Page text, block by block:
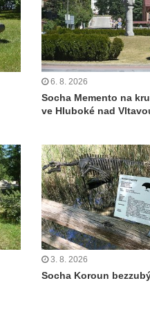
6. 8. 2026
Socha Memento na
ve Hluboké nad
3. 8. 2026
Socha Koroun